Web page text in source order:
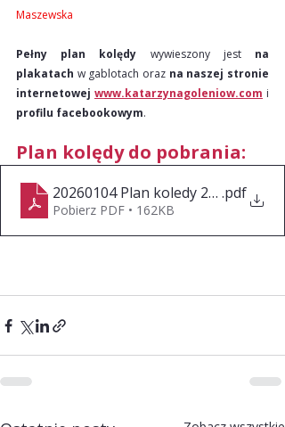
Maszewska
Pełny plan kolędy wywieszony jest na
plakatach w gablotach oraz na naszej stronie
internetowej www.katarzynagoleniow.com
profilu facebookowym.
Plan kolędy do pobrania:
20260104 Plan koledy 2026 -
.pdf
Pobierz PDF • 162KB